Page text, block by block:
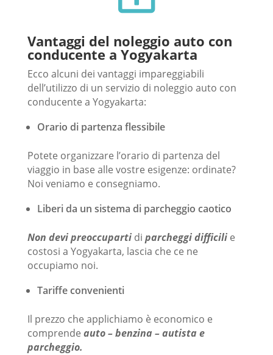
Vantaggi del noleggio auto con
conducente a Yogyakarta
Ecco alcuni dei vantaggi impareggiabili
dell’utilizzo di un servizio di noleggio auto con
conducente a Yogyakarta:
Orario di partenza flessibile
Potete organizzare l’orario di partenza del
viaggio in base alle vostre esigenze: ordinate?
Noi veniamo e consegniamo.
Liberi da un sistema di parcheggio caotico
Non devi preoccupartidi parcheggi difficilie
costosi a Yogyakarta, lascia che ce ne
occupiamo noi.
Tariffe convenienti
Il prezzo che applichiamo è economico e
comprende auto – benzina – autista e
parcheggio.